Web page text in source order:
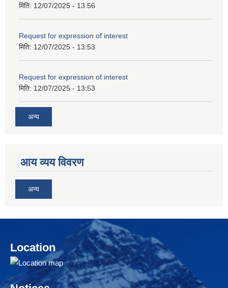
मिति: 12/07/2025 - 13:56
Request for expression of interest
मिति: 12/07/2025 - 13:53
Request for expression of interest
मिति: 12/07/2025 - 13:53
अन्य
आय व्यय विवरण
अन्य
Location